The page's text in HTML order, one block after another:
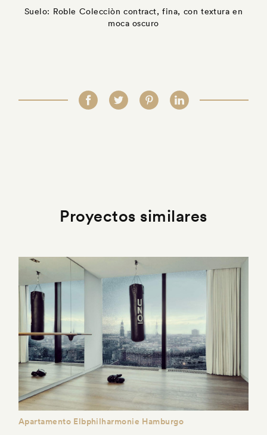
Suelo: Roble Colecciòn contract, fina, con textura en
moca oscuro
Proyectos similares
Apartamento Elbphilharmonie Hamburgo